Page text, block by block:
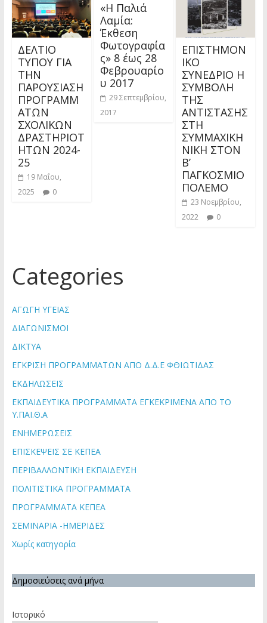
ΔΕΛΤΙΟ
ΤΥΠΟΥ ΓΙΑ
ΤΗΝ
ΠΑΡΟΥΣΙΑΣΗ
ΠΡΟΓΡΑΜΜ
ΑΤΩΝ
ΣΧΟΛΙΚΩΝ
ΔΡΑΣΤΗΡΙΟΤ
ΗΤΩΝ 2024-
25
19 Μαΐου,
2025
0
«Η Παλιά
Λαμία:
Έκθεση
Φωτογραφία
ς» 8 έως 28
Φεβρουαρίο
υ 2017
29 Σεπτεμβρίου,
2017
ΕΠΙΣΤΗΜΟΝ
ΙΚΟ
ΣΥΝΕΔΡΙΟ Η
ΣΥΜΒΟΛΗ
ΤΗΣ
ΑΝΤΙΣΤΑΣΗΣ
ΣΤΗ
ΣΥΜΜΑΧΙΚΗ
ΝΙΚΗ ΣΤΟΝ
Β’
ΠΑΓΚΟΣΜΙΟ
ΠΟΛΕΜΟ
23 Νοεμβρίου,
2022
0
Categories
ΑΓΩΓΗ ΥΓΕΙΑΣ
ΔΙΑΓΩΝΙΣΜΟΙ
ΔΙΚΤΥΑ
ΕΓΚΡΙΣΗ ΠΡΟΓΡΑΜΜΑΤΩΝ ΑΠΟ Δ.Δ.Ε ΦΘΙΩΤΙΔΑΣ
ΕΚΔΗΛΩΣΕΙΣ
ΕΚΠΑΙΔΕΥΤΙΚΑ ΠΡΟΓΡΑΜΜΑΤΑ ΕΓΚΕΚΡΙΜΕΝΑ ΑΠΟ ΤΟ
Υ.ΠΑΙ.Θ.Α
ΕΝΗΜΕΡΩΣΕΙΣ
ΕΠΙΣΚΕΨΕΙΣ ΣΕ ΚΕΠΕΑ
ΠΕΡΙΒΑΛΛΟΝΤΙΚΗ ΕΚΠΑΙΔΕΥΣΗ
ΠΟΛΙΤΙΣΤΙΚΑ ΠΡΟΓΡΑΜΜΑΤΑ
ΠΡΟΓΡΑΜΜΑΤΑ ΚΕΠΕΑ
ΣΕΜΙΝΑΡΙΑ -ΗΜΕΡΙΔΕΣ
Χωρίς κατηγορία
Δημοσιεύσεις ανά μήνα
Ιστορικό